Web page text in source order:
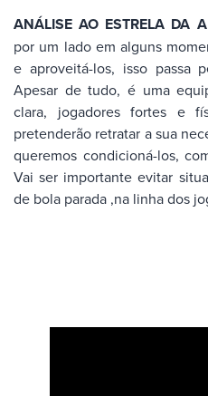
ANÁLISE AO ESTRELA DA
por um lado em alguns
e aproveitá-los, isso passa
Apesar de tudo, é uma
clara, jogadores fortes e
pretenderão retratar a sua
queremos condicioná-los,
Vai ser importante evitar
de bola parada ,na linha dos